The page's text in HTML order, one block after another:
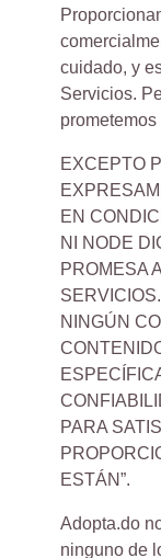
cuidado, y
Servicios.
EXCEPTO
EN
NI NODE
PROMESA
NINGÚN
PARA
ESTÁN”.
Adopta.do
ninguno de